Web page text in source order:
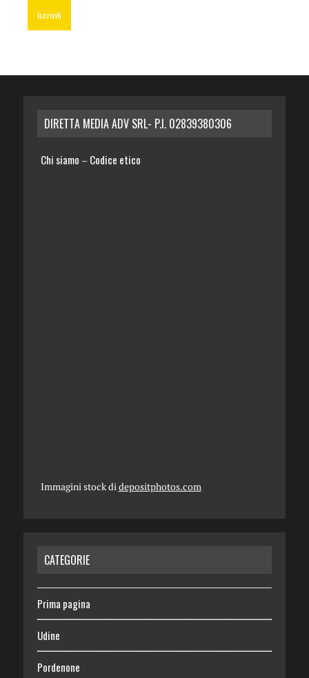
DIRETTA MEDIA ADV SRL- P.I. 02839380306
Chi siamo – Codice etico
Immagini stock di depositphotos.com
CATEGORIE
Prima pagina
Udine
Pordenone